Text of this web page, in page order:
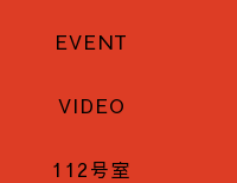
EVENT
VIDEO
112号室